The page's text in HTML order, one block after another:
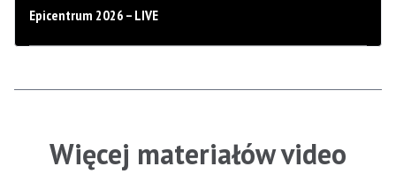
Epicentrum 2026 – LIVE
Więcej materiałów video